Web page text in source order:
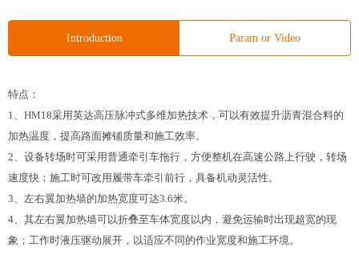
Introduction Param or Video
特点：
1、HM18采用英达高压脉冲式多维加热技术，可以有效提升沥青混合料的
加热温度，提高路面摊铺质量和施工效率。
2、设备转场时可采用普通牵引车拖行，方便整机在高速公路上行驶，转场
速度快；施工时可改用履带车牵引前行，具备机动灵活性。
3、左右翼加热墙的加热宽度可达3.6米。
4、其左右翼加热墙可以折叠至车体宽度以内，避免运输时出现超宽的现
象；工作时液压驱动展开，以适应不同的作业宽度和施工环境。